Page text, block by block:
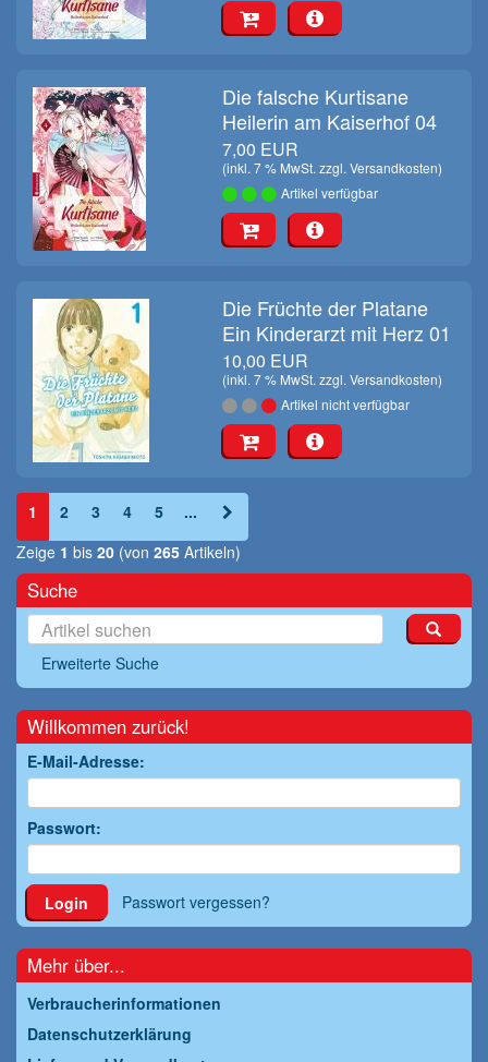
Die falsche Kurtisane
Heilerin am Kaiserhof 04
7,00 EUR
(inkl. 7 % MwSt. zzgl.Versandkosten)
Artikel verfügbar
Die Früchte der Platane
Ein Kinderarzt mit Herz 01
10,00 EUR
(inkl. 7 % MwSt. zzgl.Versandkosten)
Artikel nicht verfügbar
1 2 3 4 5
...
Zeige 1 bis 20 (von 265 Artikeln)
Suche
Erweiterte Suche
Willkommen zurück!
E-Mail-Adresse:
Passwort:
Login Passwort vergessen?
Mehr über...
Verbraucherinformationen
Datenschutzerklärung